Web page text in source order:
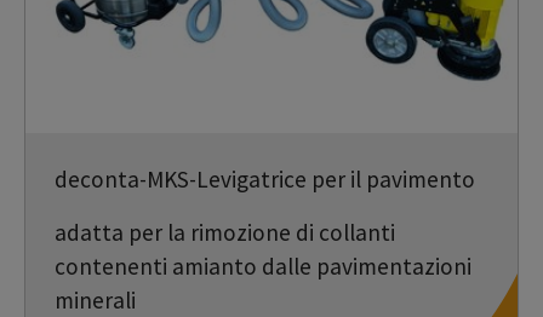
deconta-MKS-Levigatrice per il pavimento
adatta per la rimozione di collanti
contenenti amianto dalle pavimentazioni
minerali